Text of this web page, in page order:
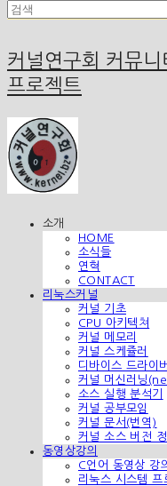
커널연구회 커뮤
프로젝트
소개
HOME
소식들
연혁
CONTACT
리눅스커널
커널 기초
CPU 아키텍쳐
커널 메모리
커널 스케쥴러
디바이스 드라이버
커널 머신러닝
소스 실행 분석기
커널 공부모임
커널 문서(번역)
커널 소스 버전
동영상강의
C언어 동영상 강
리눅스 시스템 프